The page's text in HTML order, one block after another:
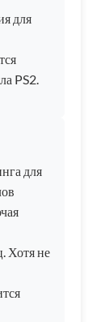
для
PS2.
для
Хотя не